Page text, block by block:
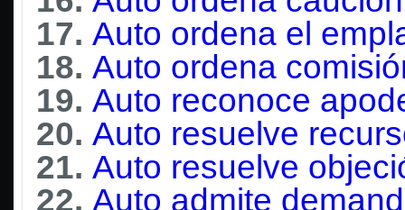
17. Auto ordena el
18. Auto ordena
19. Auto reconoce
20. Auto resuelve
21. Auto resuelve
22. Auto admite